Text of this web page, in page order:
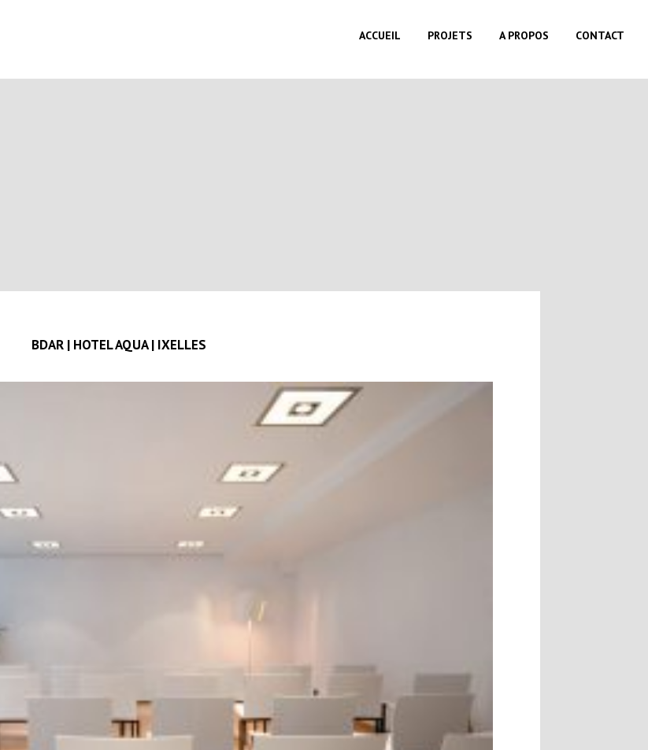
ACCUEIL PROJETS A PROPOS CONTACT
BDAR | HOTEL AQUA | IXELLES